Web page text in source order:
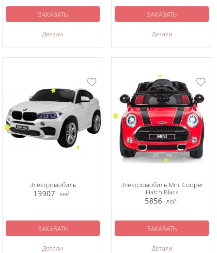
Детали
ЗАКАЗАТЬ
Детали
ЗАКАЗАТЬ
Электромобиль
13907 лей
Детали
ЗАКАЗАТЬ
Электромобиль Mini Cooper
Hatch Black
5856 лей
Детали
ЗАКАЗАТЬ